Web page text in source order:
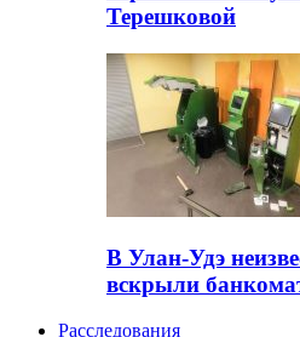
Терешковой
В Улан-Удэ
вскрыли
Расследования